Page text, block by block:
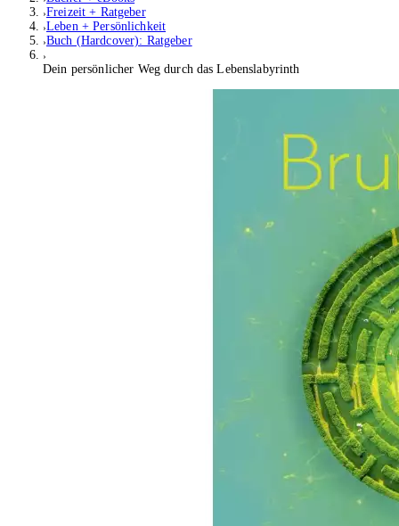
Freizeit + Ratgeber
Leben + Persönlichkeit
Buch (Hardcover): Ratgeber
Dein persönlicher Weg durch das Lebenslabyrinth